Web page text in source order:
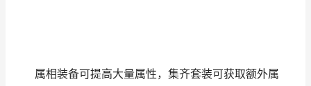
属相装备可提高大量属性，集齐套装可获取额外属